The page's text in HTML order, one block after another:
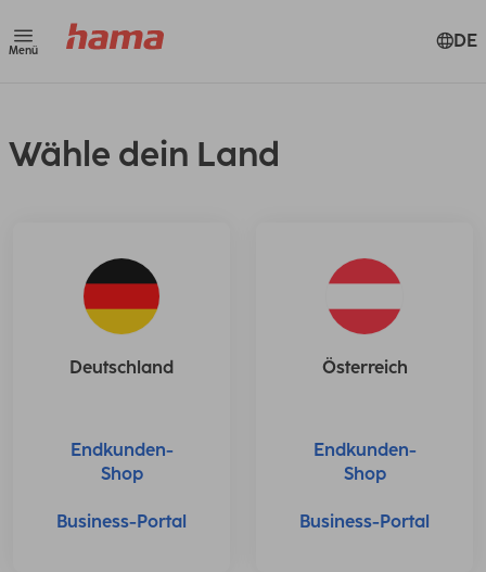
Menü DE
Wähle dein Land
Deutschland
Endkunden-
Shop
Business-Portal
Österreich
Endkunden-
Shop
Business-Portal